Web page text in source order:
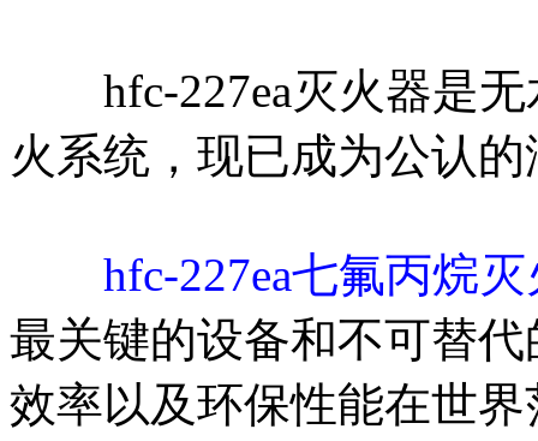
hfc-227ea灭火器是无
火系统，现已成为公认的
hfc-227ea七氟丙烷
最关键的设备和不可替
效率以及环保性能在世